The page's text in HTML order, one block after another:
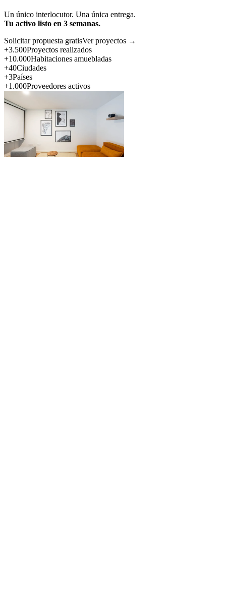
Un único interlocutor. Una única entrega.
Tu activo listo en 3 semanas.
Solicitar propuesta gratisVer proyectos →
+3.500Proyectos realizados
+10.000Habitaciones amuebladas
+40Ciudades
+3Países
+1.000Proveedores activos